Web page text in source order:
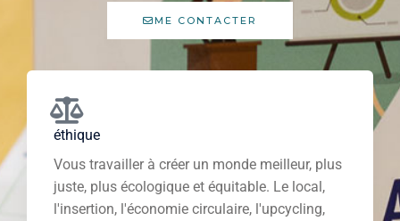
ME CONTACTER
éthique
Vous travailler à créer un monde meilleur, plus
juste, plus écologique et équitable. Le local,
l'insertion, l'économie circulaire, l'upcycling,